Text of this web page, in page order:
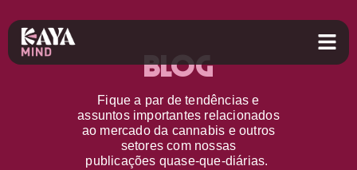
Blog
Fique a par detendências e
assuntos importantes relacionados
ao mercado da cannabis e outros
setorescom nossas
publicações quase-que-diárias.